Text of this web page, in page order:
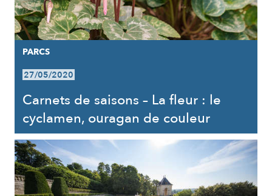
PARCS
27/05/2020
Carnets de saisons – La fleur : le
cyclamen, ouragan de couleur